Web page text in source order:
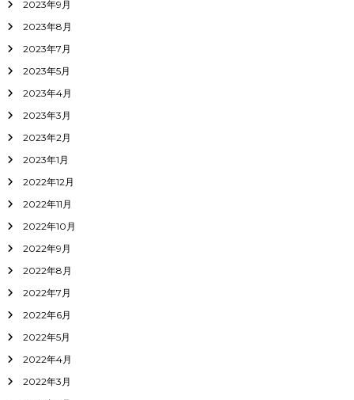
2023年9月
2023年8月
2023年7月
2023年5月
2023年4月
2023年3月
2023年2月
2023年1月
2022年12月
2022年11月
2022年10月
2022年9月
2022年8月
2022年7月
2022年6月
2022年5月
2022年4月
2022年3月